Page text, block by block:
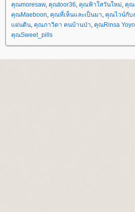
คุณmoresaw, คุณtoor36, คุณฟ้าใสวันใหม่, คุณ
คุณMaeboon, คุณที่เห็นและเป็นมา, คุณไวน์กับ
ผ่นดิน, คุณภาวิดา คนบ้านป่า, คุณRinsa
คุณSweet_pills